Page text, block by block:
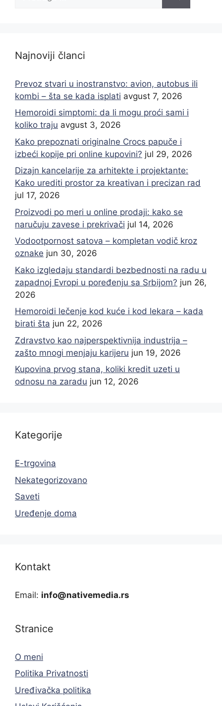
for:
Najnoviji članci
Prevoz stvari u inostranstvo: avion, autobus ili
kombi – šta se kada isplati avgust 7, 2026
Hemoroidi simptomi: da li mogu proći sami i
koliko traju avgust 3, 2026
Kako prepoznati originalne Crocs papuče i
izbeći kopije pri online kupovini? jul 29, 2026
Dizajn kancelarije za arhitekte i projektante:
Kako urediti prostor za kreativan i precizan rad
jul 17, 2026
Proizvodi po meri u online prodaji: kako se
naručuju zavese i prekrivači jul 14, 2026
Vodootpornost satova – kompletan vodič kroz
oznake jun 30, 2026
Kako izgledaju standardi bezbednosti na radu u
zapadnoj Evropi u poređenju sa Srbijom? jun 26,
2026
Hemoroidi lečenje kod kuće i kod lekara – kada
birati šta jun 22, 2026
Zdravstvo kao najperspektivnija industrija –
zašto mnogi menjaju karijeru jun 19, 2026
Kupovina prvog stana, koliki kredit uzeti u
odnosu na zaradu jun 12, 2026
Kategorije
E-trgovina
Nekategorizovano
Saveti
Uređenje doma
Kontakt
Email: info@nativemedia.rs
Stranice
O meni
Politika Privatnosti
Uređivačka politika